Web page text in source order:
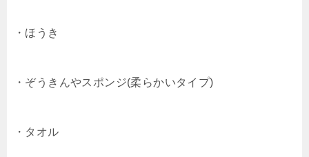
・ほうき
・ぞうきんやスポンジ(柔らかいタイプ)
・タオル